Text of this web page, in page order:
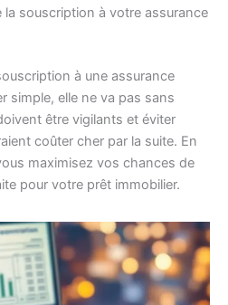
la souscription à votre assurance
à une assurance
simple, elle ne va pas sans
être vigilants et éviter
coûter cher par la suite. En
maximisez vos chances de
pour votre prêt immobilier.